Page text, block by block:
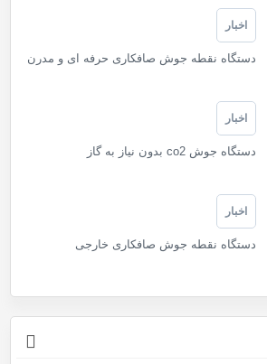
اخبار
دستگاه نقطه جوش صافکاری حرفه ای و مدرن
اخبار
دستگاه جوش co2 بدون نیاز به گاز
اخبار
دستگاه نقطه جوش صافکاری خارجی